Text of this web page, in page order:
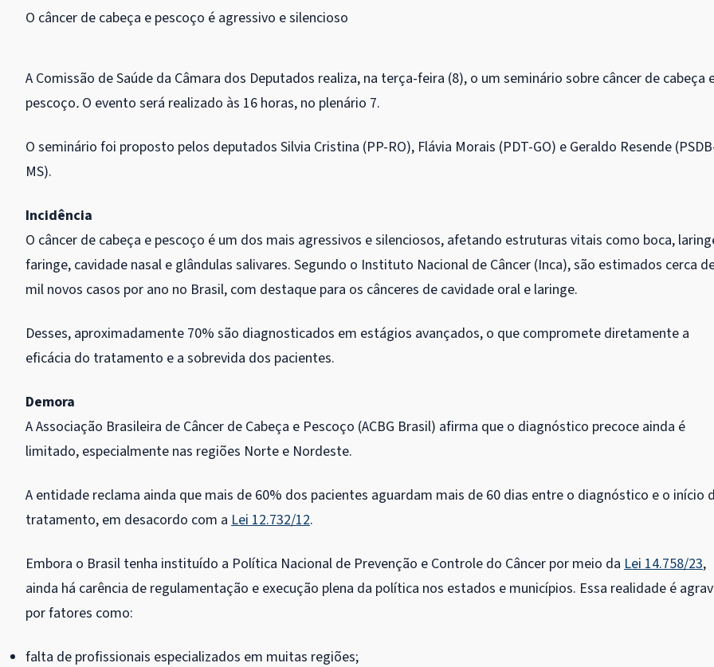
O câncer de cabeça e pescoço é agressivo e silencioso
A Comissão de Saúde da Câmara dos Deputados realiza, na terça-feira (8), o um seminário sobre câncer de cabeça
pescoço. O evento será realizado às 16 horas, no plenário 7.
O seminário foi proposto pelos deputados Silvia Cristina (PP-RO), Flávia Morais (PDT-GO) e Geraldo Resende
MS).
Incidência
O câncer de cabeça e pescoço é um dos mais agressivos e silenciosos, afetando estruturas vitais como boca,
faringe, cavidade nasal e glândulas salivares. Segundo o Instituto Nacional de Câncer (Inca), são estimados cerca
mil novos casos por ano no Brasil, com destaque para os cânceres de cavidade oral e laringe.
Desses, aproximadamente 70% são diagnosticados em estágios avançados, o que compromete diretamente a
eficácia do tratamento e a sobrevida dos pacientes.
Demora
A Associação Brasileira de Câncer de Cabeça e Pescoço (ACBG Brasil) afirma que o diagnóstico precoce ainda é
limitado, especialmente nas regiões Norte e Nordeste.
A entidade reclama ainda que mais de 60% dos pacientes aguardam mais de 60 dias entre o diagnóstico e o início
tratamento, em desacordo com a Lei 12.732/12.
Embora o Brasil tenha instituído a Política Nacional de Prevenção e Controle do Câncer por meio da Lei 14.758/23,
ainda há carência de regulamentação e execução plena da política nos estados e municípios. Essa realidade é
por fatores como:
falta de profissionais especializados em muitas regiões;